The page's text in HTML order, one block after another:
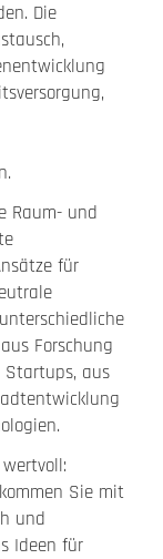
Die
Raum- und
für
Forschung
Startups, aus
Sie mit
und
Ideen für